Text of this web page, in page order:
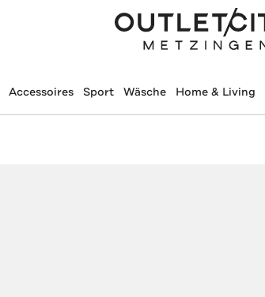
Accessoires Sport Wäsche Home & Living